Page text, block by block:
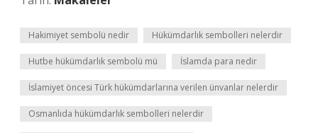
Hakimiyet sembolü nedir Hükümdarlık sembolleri nelerdir
Hutbe hükümdarlık sembolü mü İslamda para nedir
İslamiyet öncesi Türk hükümdarlarına verilen ünvanlar nelerdir
Osmanlıda hükümdarlık sembolleri nelerdir